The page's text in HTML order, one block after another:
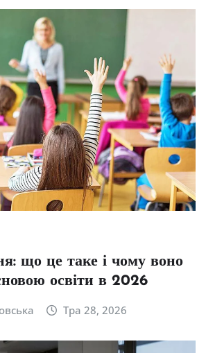
що це таке і чому воно
освіти в 2026
Тра 28, 2026